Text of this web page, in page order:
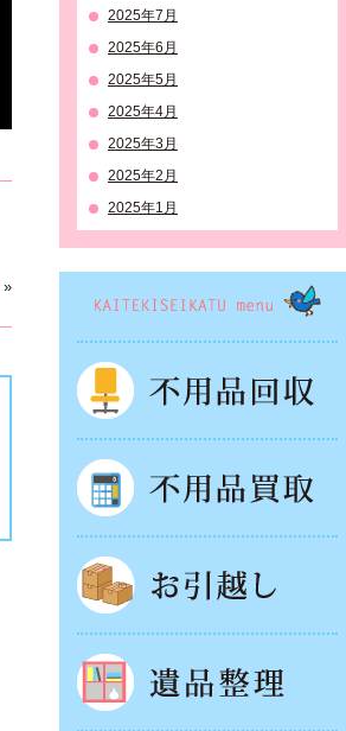
»
2025年7月
2025年6月
2025年5月
2025年4月
2025年3月
2025年2月
2025年1月